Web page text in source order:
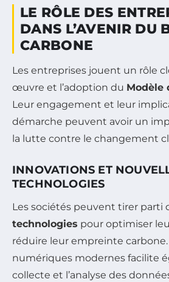
LE RÔLE DES
DANS L’AVENIR DU
CARBONE
Les entreprises jouent un rôle
œuvre et l’adoption du Modèle
Leur engagement et leur
démarche peuvent avoir un
la lutte contre le changement
INNOVATIONS ET
TECHNOLOGIES
Les sociétés peuvent tirer parti
technologies pour optimiser
réduire leur empreinte carbone.
numériques modernes facilite
collecte et l’analyse des